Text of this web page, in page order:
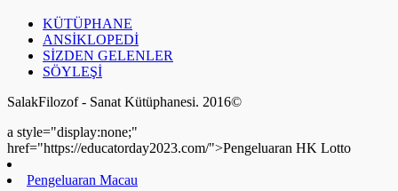
KÜTÜPHANE
ANSİKLOPEDİ
SİZDEN GELENLER
SÖYLEŞİ
SalakFilozof - Sanat Kütüphanesi. 2016©
a style="display:none;"
href="https://educatorday2023.com/">Pengeluaran HK Lotto
Pengeluaran Macau